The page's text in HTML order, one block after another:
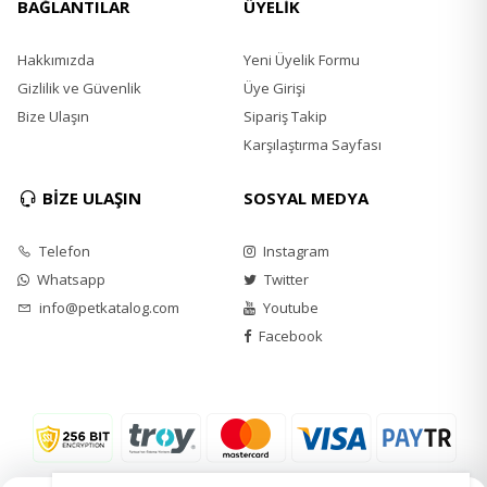
Hidrolize tavuk karaciğeri (%2)
Somon yağı (%1)
Hindiba kökü (mannan-oligosakkaritler kaynağı)
(%0.018)
Frukto-oligosakkaritler (%0.012)
Kondroitin sülfat (%0.012)
Analitik Bileşenler
BAĞLANTILAR
Hakkımızda
Gizlilik ve Güvenlik
Bize Ulaşın
ÜYELİK
Yeni Üyelik Formu
Üye Girişi
Sipariş Takip
Karşılaştırma Sayfası
BİZE ULAŞIN
Telefon
Whatsapp
info@petkatalog.com
SOSYAL MEDYA
Instagram
Twitter
Youtube
Facebook